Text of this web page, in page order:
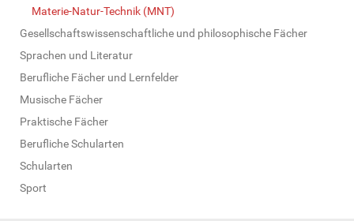
Materie-Natur-Technik (MNT)
Gesellschaftswissenschaftliche und philosophische Fächer
Sprachen und Literatur
Berufliche Fächer und Lernfelder
Musische Fächer
Praktische Fächer
Berufliche Schularten
Schularten
Sport